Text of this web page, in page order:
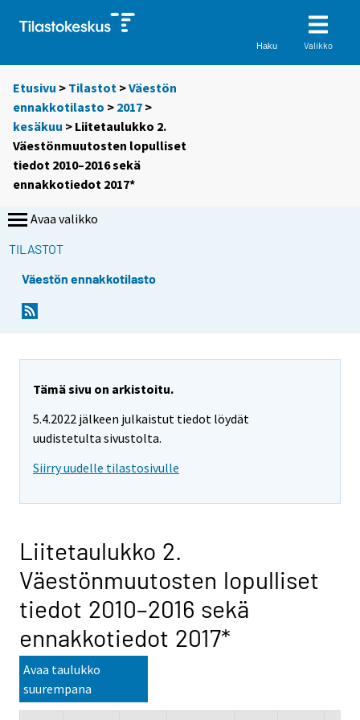
Haku Valikko
Etusivu > Tilastot >Väestön
ennakkotilasto > 2017 >
kesäkuu > Liitetaulukko 2.
Väestönmuutosten lopulliset
tiedot 2010–2016 sekä
ennakkotiedot 2017*
Avaa valikko
TILASTOT
Väestön ennakkotilasto
Tämä sivu on arkistoitu.
5.4.2022 jälkeen julkaistut tiedot löydät
uudistetulta sivustolta.
Siirry uudelle tilastosivulle
Liitetaulukko 2.
Väestönmuutosten lopulliset
tiedot 2010–2016 sekä
ennakkotiedot 2017*
Avaa taulukko
suurempana